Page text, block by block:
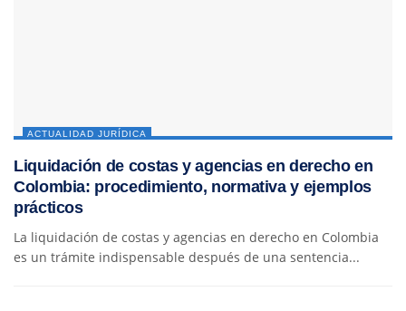
ACTUALIDAD JURÍDICA
Liquidación de costas y agencias en derecho en
Colombia: procedimiento, normativa y ejemplos
prácticos
La liquidación de costas y agencias en derecho en Colombia
es un trámite indispensable después de una sentencia...